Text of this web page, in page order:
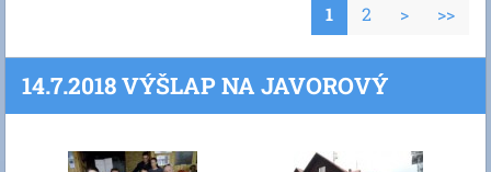
1 2 > >>
14.7.2018 VÝŠLAP NA JAVOROVÝ